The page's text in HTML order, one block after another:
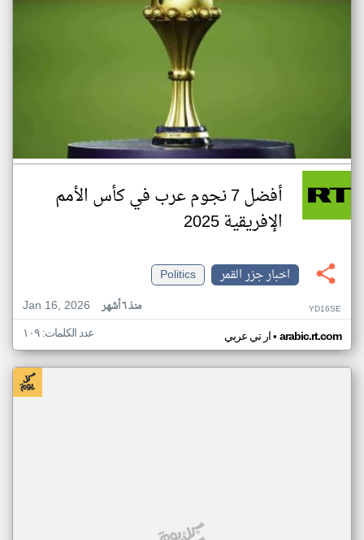
أفضل 7 نجوم عرب في كأس الأمم
الإفريقية 2025
اخبار جزر القمر
Politics
Jan 16, 2026
منذ ٦ أشهر YD16SE
ار تي عربي• arabic.rt.com عدد الكلمات: ١٠٩